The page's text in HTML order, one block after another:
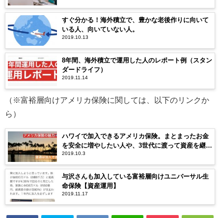
すぐ分かる！海外積立で、豊かな老後作りに向いて
いる人、向いていない人。
2019.10.13
8年間、海外積立で運用した人のレポート例（スタン
ダードライフ）
2019.11.14
（※富裕層向けアメリカ保険に関しては、以下のリンクか
ら）
ハワイで加入できるアメリカ保険。まとまったお金
を安全に増やしたい人や、3世代に渡って資産を継承
したい人に向けて
2019.10.3
与沢さんも加入している富裕層向けユニバーサル生
命保険【資産運用】
2019.11.17